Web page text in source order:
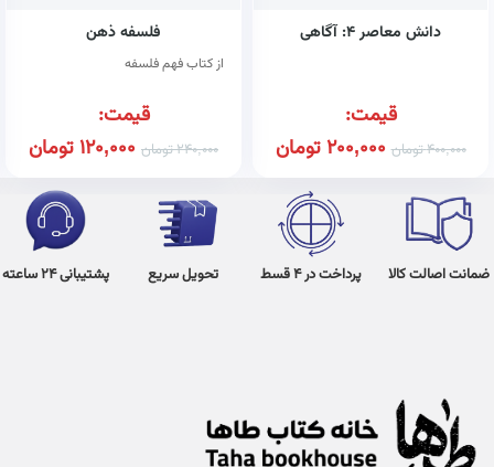
دانش معاصر ۴: آگاهی
قیمت:
400,000تومان 200,000تومان
فلسفه ذهن
از کتاب فهم فلسفه
قیمت:
240,000تومان 120,000تومان
ضمانت اصالت کالا پرداخت در 4 قسط تحویل سریع پشتیبانی 24 ساعته